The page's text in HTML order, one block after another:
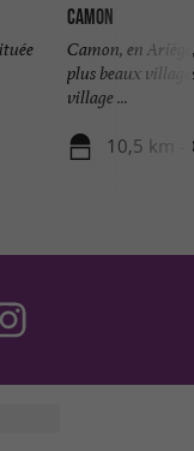
Camon
Camon, en
plus beaux
village ...
10,5 km -